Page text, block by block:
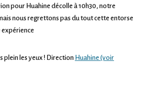
pour Huahine décolle à 10h30, notre
nous regrettons pas du tout cette entorse
plein les yeux ! Direction Huahine (voir